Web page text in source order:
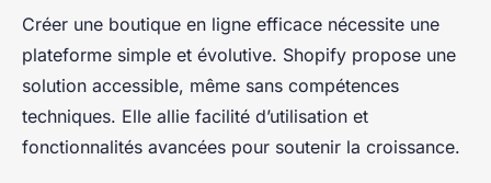
Créer une boutique en ligne efficace nécessite une
plateforme simple et évolutive. Shopify propose une
solution accessible, même sans compétences
techniques. Elle allie facilité d’utilisation et
fonctionnalités avancées pour soutenir la croissance.